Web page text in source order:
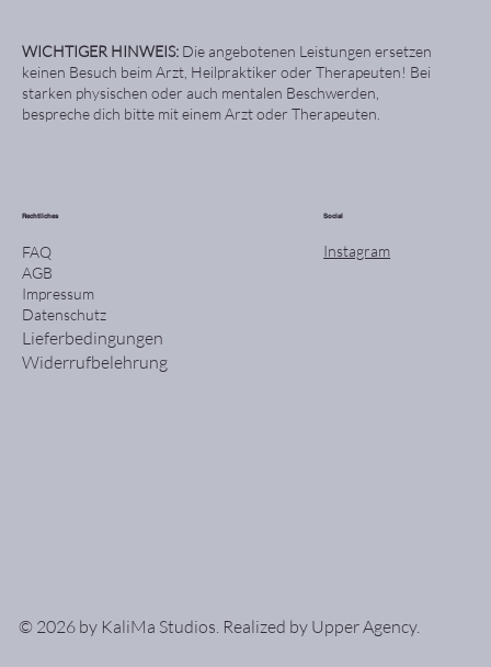
WICHTIGER HINWEIS: Die angebotenen Leistungen ersetzen
keinen Besuch beim Arzt, Heilpraktiker oder Therapeuten! Bei
starken physischen oder auch mentalen Beschwerden,
bespreche dich bitte mit einem Arzt oder Therapeuten.
Rechtliches
FAQ
AGB
Impressum
Datenschutz
Lieferbedingungen
Widerrufbelehrung
Social
Instagram
© 2026 by KaliMa Studios. Realized by Upper Agency.